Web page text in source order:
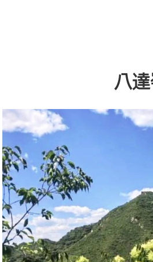
八